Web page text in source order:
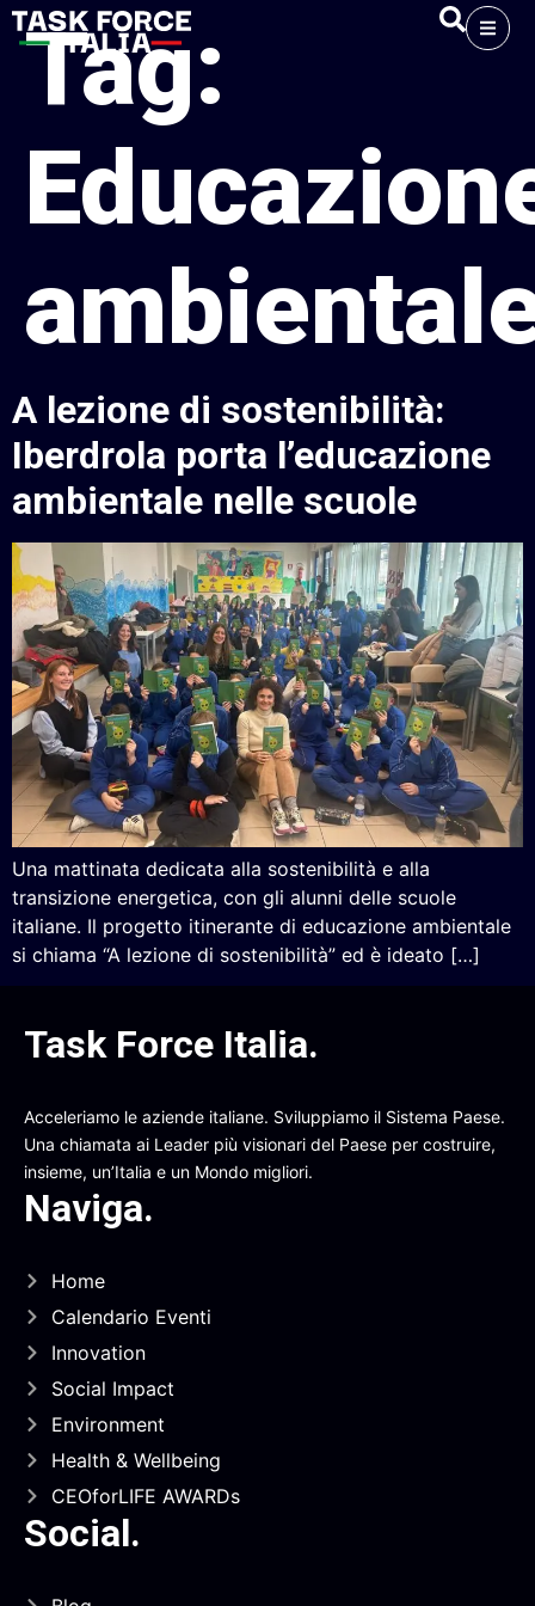
Tag:
A lezione di sostenibilità:
Iberdrola porta l’educazione
ambientale nelle scuole
Una mattinata dedicata alla sostenibilità e alla
transizione energetica, con gli alunni delle scuole
italiane. Il progetto itinerante di educazione ambientale
si chiama “A lezione di sostenibilità” ed è ideato […]
Task Force Italia.
Acceleriamo le aziende italiane. Sviluppiamo il Sistema Paese.
Una chiamata ai Leader più visionari del Paese per costruire,
insieme, un’Italia e un Mondo migliori.
Naviga.
Home
Calendario Eventi
Innovation
Social Impact
Environment
Health & Wellbeing
CEOforLIFE AWARDs
Social.